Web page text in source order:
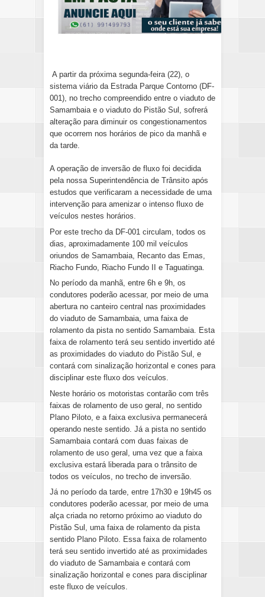
A partir da próxima segunda-feira (22), o
sistema viário da Estrada Parque Contorno (DF-
001), no trecho compreendido entre o viaduto de
Samambaia e o viaduto do Pistão Sul, sofrerá
alteração para diminuir os congestionamentos
que ocorrem nos horários de pico da manhã e
da tarde.
A operação de inversão de fluxo foi decidida
pela nossa Superintendência de Trânsito após
estudos que verificaram a necessidade de uma
intervenção para amenizar o intenso fluxo de
veículos nestes horários.
Por este trecho da DF-001 circulam, todos os
dias, aproximadamente 100 mil veículos
oriundos de Samambaia, Recanto das Emas,
Riacho Fundo, Riacho Fundo II e Taguatinga.
No período da manhã, entre 6h e 9h, os
condutores poderão acessar, por meio de uma
abertura no canteiro central nas proximidades
do viaduto de Samambaia, uma faixa de
rolamento da pista no sentido Samambaia. Esta
faixa de rolamento terá seu sentido invertido até
as proximidades do viaduto do Pistão Sul, e
contará com sinalização horizontal e cones para
disciplinar este fluxo dos veículos.
Neste horário os motoristas contarão com três
faixas de rolamento de uso geral, no sentido
Plano Piloto, e a faixa exclusiva permanecerá
operando neste sentido. Já a pista no sentido
Samambaia contará com duas faixas de
rolamento de uso geral, uma vez que a faixa
exclusiva estará liberada para o trânsito de
todos os veículos, no trecho de inversão.
Já no período da tarde, entre 17h30 e 19h45 os
condutores poderão acessar, por meio de uma
alça criada no retorno próximo ao viaduto do
Pistão Sul, uma faixa de rolamento da pista
sentido Plano Piloto. Essa faixa de rolamento
terá seu sentido invertido até as proximidades
do viaduto de Samambaia e contará com
sinalização horizontal e cones para disciplinar
este fluxo de veículos.